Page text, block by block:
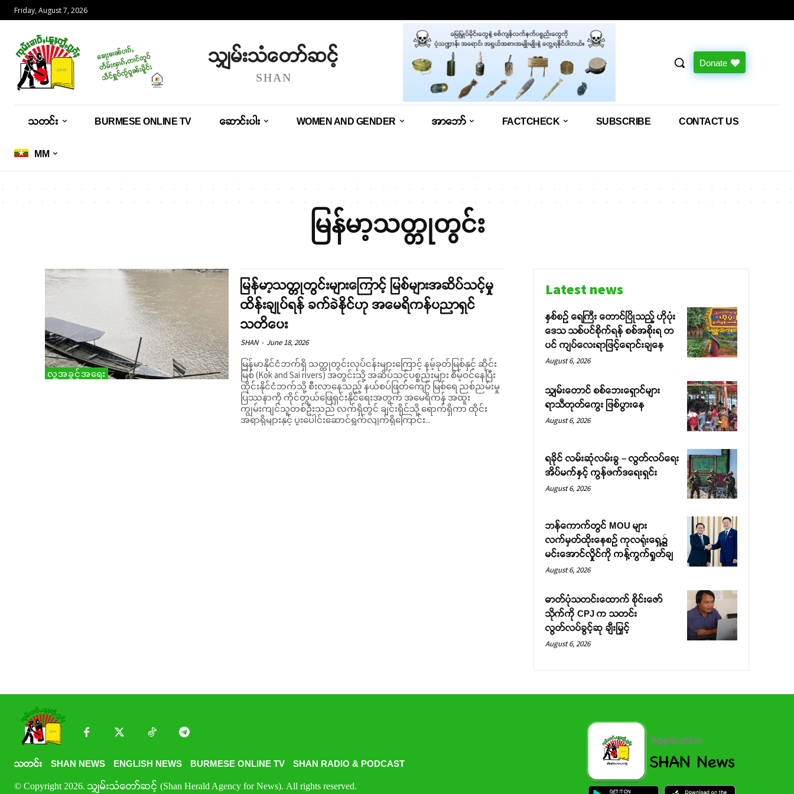
Friday, August 7, 2026
သျှမ်းသံတော်ဆင့်
SHAN
Donate
သတင်း BURMESE ONLINE TV ဆောင်းပါး WOMEN AND GENDER အာဘော် FACTCHECK SUBSCRIBE CONTACT US
MM
မြန်မာ့သတ္တုတွင်း
လူ့အခွင့်အရေး
မြန်မာ့သတ္တုတွင်းများကြောင့် မြစ်များအဆိပ်သင့်မှု
ထိန်းချုပ်ရန် ခက်ခဲနိုင်ဟု အမေရိကန်ပညာရှင်
သတိပေး
SHAN - June 18, 2026
မြန်မာနိုင်ငံဘက်ရှိ သတ္တုတွင်းလုပ်ငန်းများကြောင့် နမ့်ခုတ်မြစ်နှင့် ဆိုင်း
မြစ် (Kok and Sai rivers) အတွင်းသို့ အဆိပ်သင့်ပစ္စည်းများ စိမ့်ဝင်နေပြီး
ထိုင်းနိုင်ငံဘက်သို့ စီးလာနေသည့် နယ်စပ်ဖြတ်ကျော် မြစ်ရေ ညစ်ညမ်းမှု
ပြဿနာကို ကိုင်တွယ်ဖြေရှင်းနိုင်ရေးအတွက် အမေရိကန် အထူး
ကျွမ်းကျင်သူတစ်ဦးသည် လက်ရှိတွင် ချင်းရိုင်သို့ ရောက်ရှိကာ ထိုင်း
အရာရှိများနှင့် ပူးပေါင်းဆောင်ရွက်လျက်ရှိကြောင်း...
Latest news
နှစ်စဉ် ရေကြီး တောင်ပြိုသည့် ဟိုပုံး
ဒေသ သစ်ပင်စိုက်ရန် စစ်အစိုးရ တ
ပင် ကျပ်လေးရာဖြင့်ရောင်းချနေ
August 6, 2026
သျှမ်းတောင် စစ်ဘေးရှောင်များ
ရာသီတုတ်ကွေး ဖြစ်ပွားနေ
August 6, 2026
ရခိုင် လမ်းဆုံလမ်းခွ – လွတ်လပ်ရေး
အိပ်မက်နှင့် ကွန်ဖက်ဒရေးရှင်း
August 6, 2026
ဘန်ကောက်တွင် MOU များ
လက်မှတ်ထိုးနေစဉ် ကုလရုံးရှေ့၌
မင်းအောင်လှိုင်ကို ကန့်ကွက်ရှုတ်ချ
August 6, 2026
ဓာတ်ပုံသတင်းထောက် စိုင်းဇော်
သိုက်ကို CPJ က သတင်း
လွတ်လပ်ခွင့်ဆု ချီးမြှင့်
August 6, 2026
သတင်း SHAN NEWS ENGLISH NEWS BURMESE ONLINE TV SHAN RADIO & PODCAST
© Copyright 2026. သျှမ်းသံတော်ဆင့် (Shan Herald Agency for News). All rights reserved.